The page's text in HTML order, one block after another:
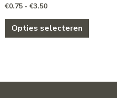
€0.75 - €3.50Prijsklasse: €0.75 tot
Opties selecteren Dit